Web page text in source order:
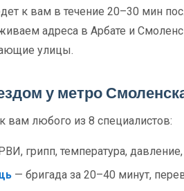
к вам в течение 20–30 мин
адреса в Арбате и
улицы.
у метро
вам любого из 8 специалистов:
грипп, температура,
— бригада за 20–40 минут,